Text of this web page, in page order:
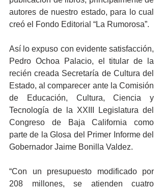
autores de nuestro estado, para lo cual
creó el Fondo Editorial “La Rumorosa”.
Así lo expuso con evidente satisfacción,
Pedro Ochoa Palacio, el titular de la
recién creada Secretaría de Cultura del
Estado, al comparecer ante la Comisión
de Educación, Cultura, Ciencia y
Tecnología de la XXIII Legislatura del
Congreso de Baja California como
parte de la Glosa del Primer Informe del
Gobernador Jaime Bonilla Valdez.
“Con un presupuesto modificado por
208 millones, se atienden cuatro